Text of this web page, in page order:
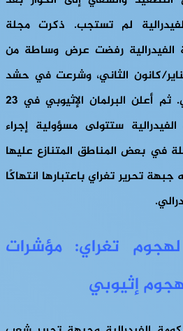
لم تستجب. ذكرت مجلة
الفيدرالية رفضت عرض وساطة من
الأفريقي في 30 يناير/كانون الثاني، وشرعت في حشد
القوات في الأسبوع التالي. ثم أعلن البرلمان الإثيوبي في 23
ستتولى مسؤولية إجراء
في بعض المناطق المتنازع عليها
تحرير تغراي باعتبارها انتهاكًا
لهجوم تغراي: مؤشرات
إثيوبي